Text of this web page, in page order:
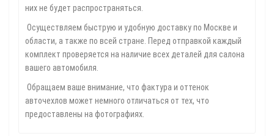
них не будет распространяться.
Осуществляем быструю и удобную доставку по Москве и
области, а также по всей стране. Перед отправкой каждый
комплект проверяется на наличие всех деталей для салона
вашего автомобиля.
Обращаем ваше внимание, что фактура и оттенок
авточехлов может немного отличаться от тех, что
предоставлены на фотографиях.